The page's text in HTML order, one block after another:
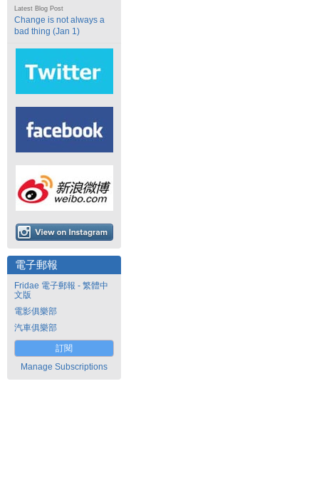
Latest Blog Post
Change is not always a
bad thing (Jan 1)
電子郵報
Fridae 電子郵報 - 繁體中
文版
電影俱樂部
汽車俱樂部
訂閱
Manage Subscriptions